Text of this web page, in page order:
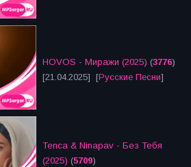
HOVOS - Миражи (2025) (3776)
[21.04.2025] [Русские Песни]
Tenca & Ninapav - Без Тебя
(2025) (5709)